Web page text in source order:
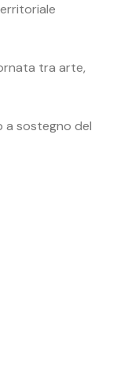
tra arte,
a sostegno del